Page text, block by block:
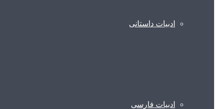
ادبیات داستانی
ادبیات فارسی